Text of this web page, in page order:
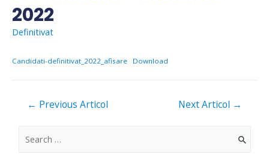
2022
Definitivat
Candidati-definitivat_2022_afisare Download
Navigare
← Previous Articol Next Articol →
S